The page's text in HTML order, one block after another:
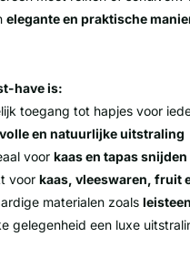
elegante en praktische
have is:
toegang tot hapjes voor
en natuurlijke uitstraling
voor kaas en tapas snijden
voor kaas, vleeswaren, fruit
materialen zoals
gelegenheid een luxe